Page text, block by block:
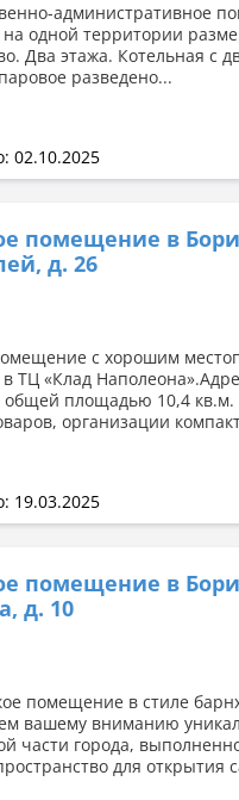
административное
одной территории
Два этажа. Котельная с
разведено...
02.10.2025
помещение в
д. 26
с хорошим
ТЦ «Клад
площадью 10,4 кв.м.
организации
19.03.2025
помещение в
д. 10
помещение в стиле
вашему вниманию
части города,
для открытия